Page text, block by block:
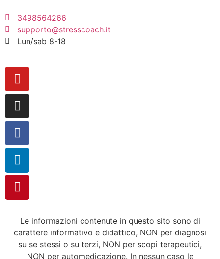
3498564266
supporto@stresscoach.it
Lun/sab 8-18
Le informazioni contenute in questo sito sono di
carattere informativo e didattico, NON per diagnosi
su se stessi o su terzi, NON per scopi terapeutici,
NON per automedicazione. In nessun caso le